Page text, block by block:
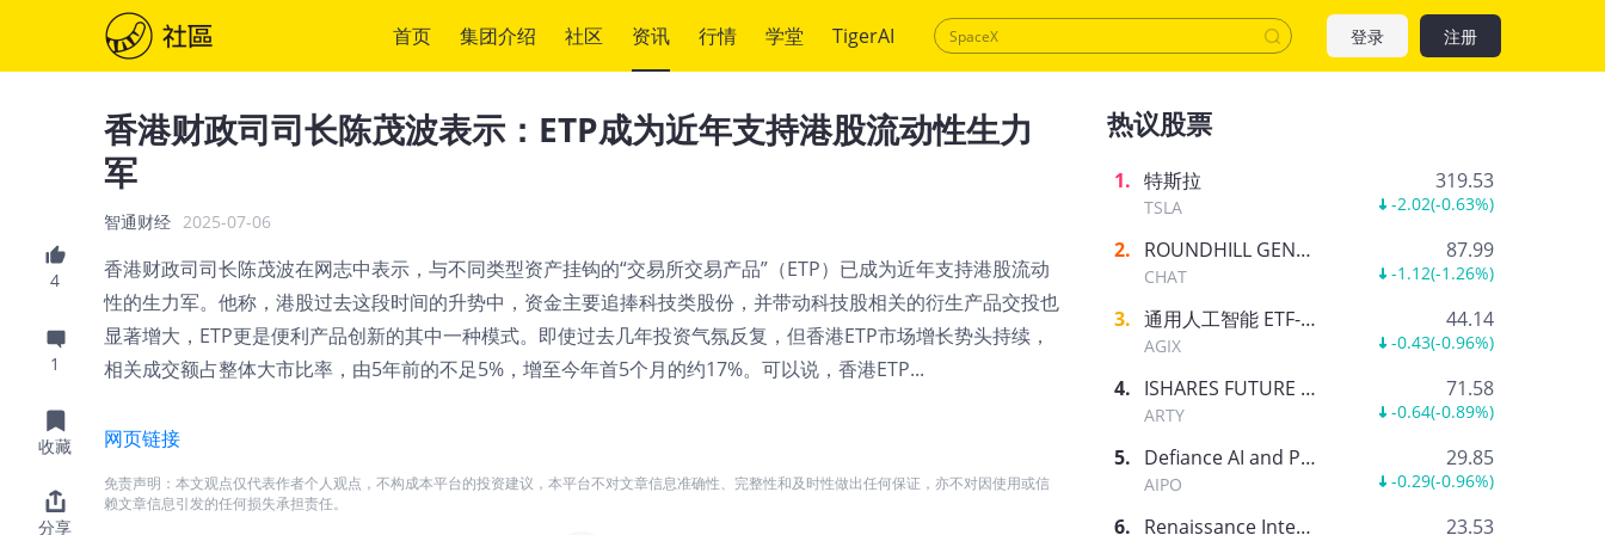
首页 集团介绍 社区 资讯 行情 学堂 TigerAI 登录 注册
4
1
收藏
分享
香港财政司司长陈茂波表示：ETP成为近年支持港股流动性生力
军
智通财经 2025-07-06
香港财政司司长陈茂波在网志中表示，与不同类型资产挂钩的“交易所交易产品”（ETP）已成为近年支持港股流动
性的生力军。他称，港股过去这段时间的升势中，资金主要追捧科技类股份，并带动科技股相关的衍生产品交投也
显著增大，ETP更是便利产品创新的其中一种模式。即使过去几年投资气氛反复，但香港ETP市场增长势头持续，
相关成交额占整体大市比率，由5年前的不足5%，增至今年首5个月的约17%。可以说，香港ETP...
网页链接
免责声明：本文观点仅代表作者个人观点，不构成本平台的投资建议，本平台不对文章信息准确性、完整性和及时性做出任何保证，亦不对因使用或信
赖文章信息引发的任何损失承担责任。
热议股票
1. 特斯拉
TSLA
319.53
-2.02(-0.63%)
2. ROUNDHILL GENERATIVE AI & TECHNOLOGY ETF
CHAT
87.99
-1.12(-1.26%)
3. 通用人工智能 ETF-AGIX
AGIX
44.14
-0.43(-0.96%)
4. ISHARES FUTURE AI & TECH ETF
ARTY
71.58
-0.64(-0.89%)
5. Defiance AI and Power Infrastructure ETF
AIPO
29.85
-0.29(-0.96%)
6. Renaissance International IPO ETF 23.53